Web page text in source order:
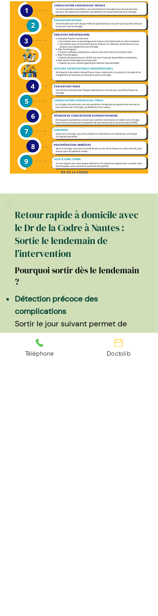
Retour rapide à domicile avec
le Dr de la Codre à Nantes :
Sortie le lendemain de
l’intervention
Pourquoi sortir dès le lendemain
?
Détection précoce des
complications
Sortir le jour suivant permet de
surveiller les complications
potentielles, comme les
Téléphone Doctolib